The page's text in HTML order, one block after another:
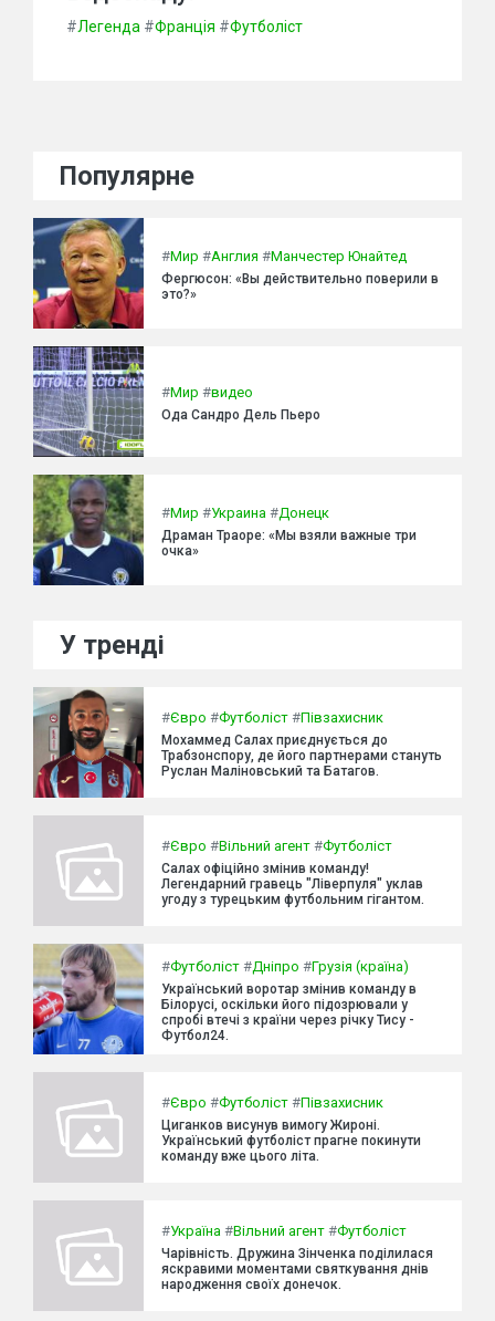
#Легенда #Франція #Футболіст
Популярне
#Мир #Англия #Манчестер Юнайтед
Фергюсон: «Вы действительно поверили в
это?»
#Мир #видео
Ода Сандро Дель Пьеро
#Мир #Украина #Донецк
Драман Траоре: «Мы взяли важные три
очка»
У тренді
#Євро #Футболіст #Півзахисник
Мохаммед Салах приєднується до
Трабзонспору, де його партнерами стануть
Руслан Маліновський та Батагов.
#Євро #Вільний агент #Футболіст
Салах офіційно змінив команду!
Легендарний гравець "Ліверпуля" уклав
угоду з турецьким футбольним гігантом.
#Футболіст #Дніпро #Грузія (країна)
Український воротар змінив команду в
Білорусі, оскільки його підозрювали у
спробі втечі з країни через річку Тису -
Футбол24.
#Євро #Футболіст #Півзахисник
Циганков висунув вимогу Жироні.
Український футболіст прагне покинути
команду вже цього літа.
#Україна #Вільний агент #Футболіст
Чарівність. Дружина Зінченка поділилася
яскравими моментами святкування днів
народження своїх донечок.